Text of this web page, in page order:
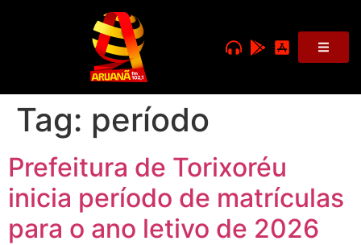
Tag: período
Prefeitura de Torixoréu
inicia período de matrículas
para o ano letivo de 2026